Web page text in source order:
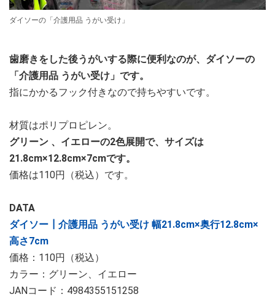
ダイソーの「介護用品 うがい受け」
歯磨きをした後うがいする際に便利なのが、ダイソーの
「介護用品 うがい受け」です。
指にかかるフック付きなので持ちやすいです。
材質はポリプロピレン。
グリーン 、イエローの2色展開で、サイズは
21.8cm×12.8cm×7cmです。
価格は110円（税込）です。
DATA
ダイソー┃介護用品 うがい受け 幅21.8cm×奥行12.8cm×
高さ7cm
価格：110円（税込）
カラー：グリーン、イエロー
JANコード：4984355151258